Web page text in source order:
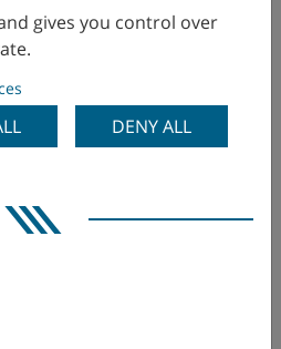
UK Ltd.
gives you control over
DENY ALL